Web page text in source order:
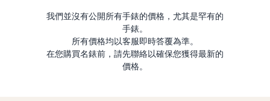
我們並沒有公開所有手錶的價格，尤其是罕有的
手錶。
所有價格均以客服即時答覆為準。
在您購買名錶前，請先聯絡以確保您獲得最新的
價格。